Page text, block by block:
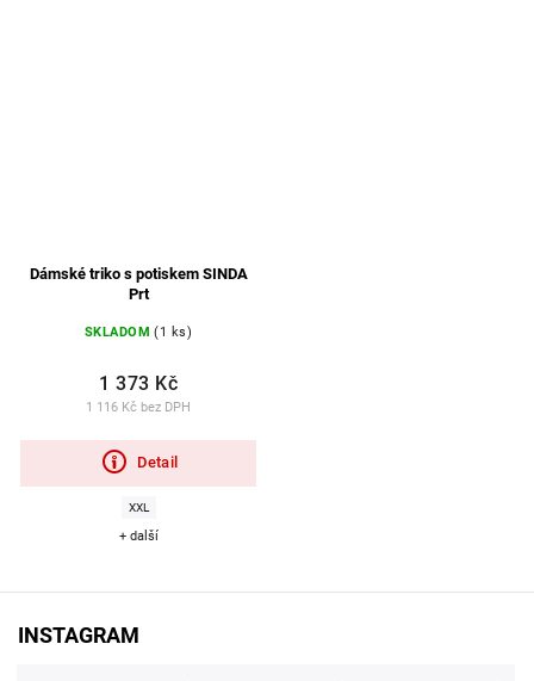
Dámské triko s potiskem SINDA
Prt
SKLADOM (1 ks)
1 116 Kč bez DPH
1 373 Kč
Detail
XXL
+ další
INSTAGRAM